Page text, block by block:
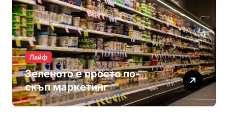
Лайф
Зеленото е просто по-
скъп маркетинг